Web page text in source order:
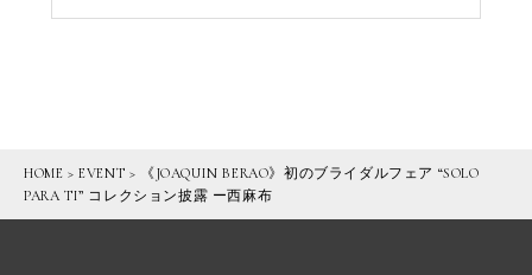
HOME >EVENT >
《JOAQUIN BERAO》初のブライダルフェア “SOLO
PARA TI” コレクション披露 ー西麻布